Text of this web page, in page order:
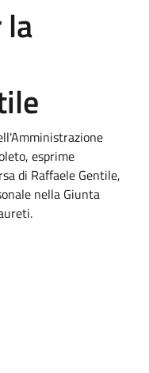
la
esprime
di Raffaele Gentile,
nella Giunta